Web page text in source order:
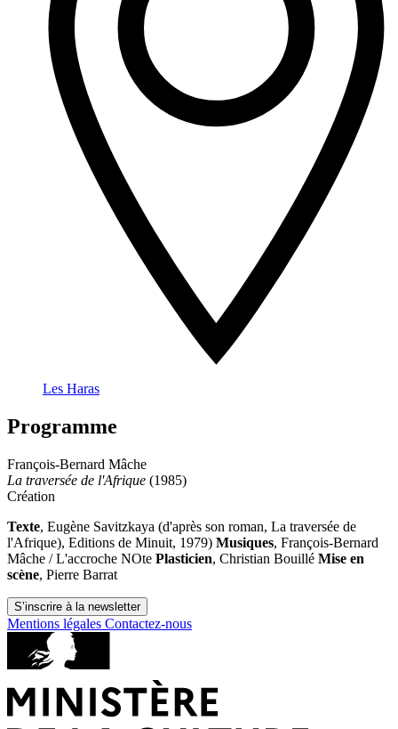
Les Haras
Programme
François-Bernard Mâche
La traversée de l'Afrique (1985)
Création
Texte, Eugène Savitzkaya (d'après son roman, La traversée de
l'Afrique), Editions de Minuit, 1979) Musiques, François-Bernard
Mâche / L'accroche NOte Plasticien, Christian Bouillé Mise en
scène, Pierre Barrat
S’inscrire à la newsletter
Mentions légales Contactez-nous